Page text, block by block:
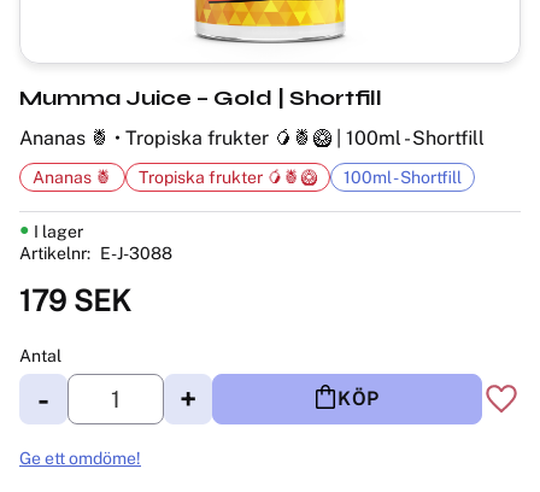
Mumma Juice – Gold | Shortfill
Ananas 🍍 • Tropiska frukter 🥭🍍🥝 | 100ml - Shortfill
179 SEK
Antal
+
- KÖP
I lager
Artikelnr
E-J-3088
Ananas 🍍 Tropiska frukter 🥭🍍🥝 100ml - Shortfill
Ge ett omdöme!